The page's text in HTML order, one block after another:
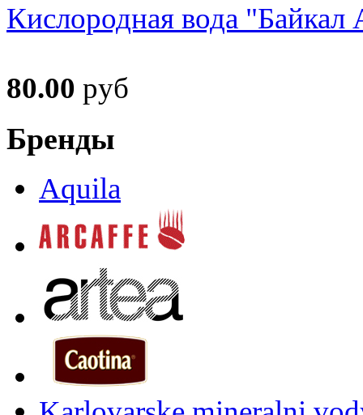
Кислородная вода "Байкал
80.00 руб
Бренды
Aquila